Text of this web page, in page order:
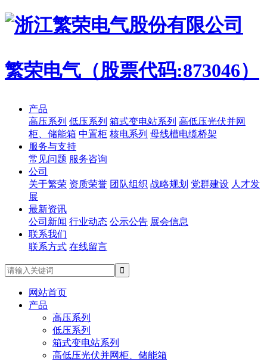
繁荣电气（股票代码:873046）
产品
高压系列 低压系列 箱式变电站系列 高低压光伏并网
柜、储能箱 中置柜 核电系列 母线槽电缆桥架
服务与支持
常见问题 服务咨询
公司
关于繁荣 资质荣誉 团队组织 战略规划 党群建设 人才发
展
最新资讯
公司新闻 行业动态 公示公告 展会信息
联系我们
联系方式 在线留言
网站首页
产品
高压系列
低压系列
箱式变电站系列
高低压光伏并网柜、储能箱